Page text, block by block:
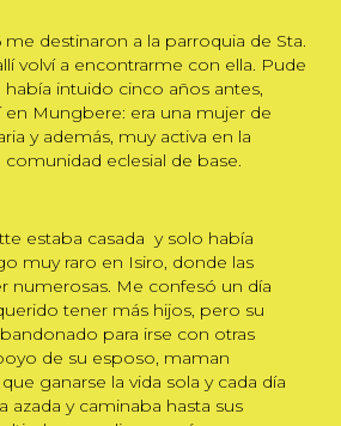
destinaron a la parroquia de Sta.
volví a encontrarme con ella. Pude
había intuido cinco años antes,
Mungbere: era una mujer de
y además, muy activa en la
comunidad eclesial de base.
estaba casada y solo había
muy raro en Isiro, donde las
numerosas. Me confesó un día
tener más hijos, pero su
para irse con otras
de su esposo, maman
ganarse la vida sola y cada día
azada y caminaba hasta sus